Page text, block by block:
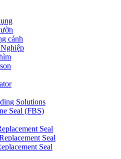
cánh
Solutions
Seal (FBS)
Seal
Seal
Seal